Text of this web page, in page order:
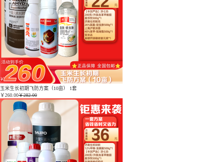
玉米生长初期飞防方案（10亩） 1套
￥260.00￥282.00